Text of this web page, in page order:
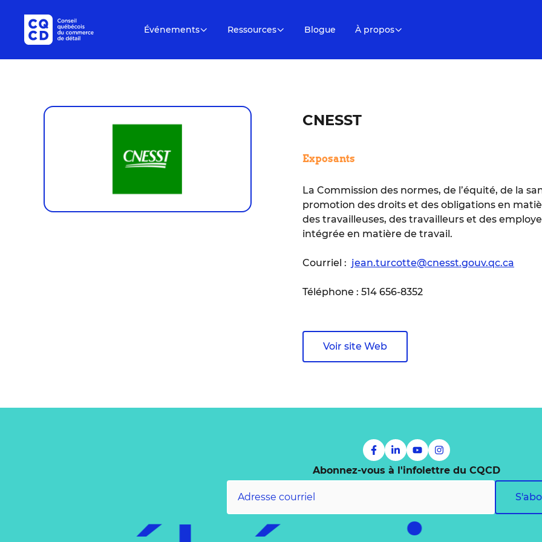
Événements Ressources Blogue À propos
CNESST
Exposants
La Commission des normes, de l’équité, de la
promotion des droits et des obligations en
des travailleuses, des travailleurs et des
intégrée en matière de travail.
Courriel : jean.turcotte@cnesst.gouv.qc.ca
Téléphone : 514 656-8352
Voir site Web
Abonnez-vous à l'infolettre du CQCD